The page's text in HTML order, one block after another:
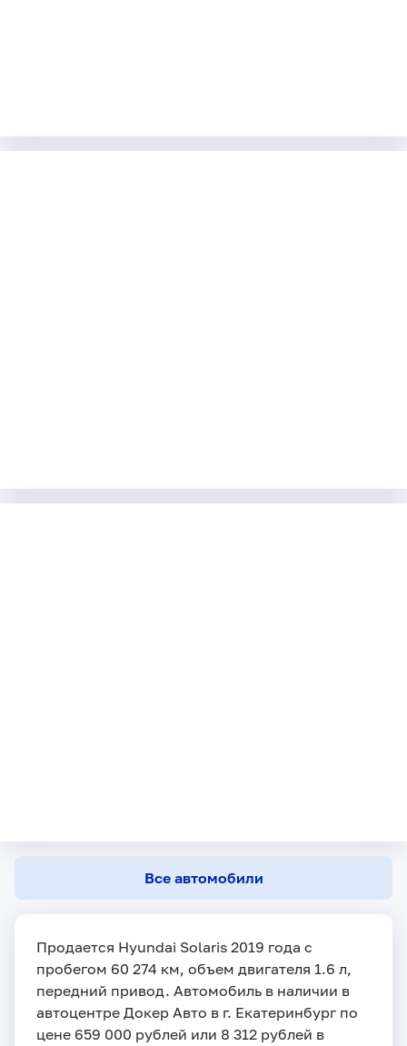
Все автомобили
Продается Hyundai Solaris 2019 года с
пробегом 60 274 км, объем двигателя 1.6 л,
передний привод. Автомобиль в наличии в
автоцентре Докер Авто в г. Екатеринбург по
цене 659 000 рублей или 8 312 рублей в